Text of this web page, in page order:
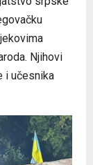
Njihovi
i učesnika